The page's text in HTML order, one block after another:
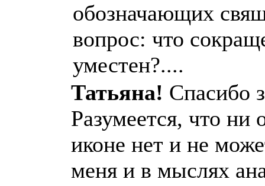
обозначающих
вопрос: что
уместен?....
Татьяна! Спасибо
Разумеется, что ни
иконе нет и не
меня и в мыслях